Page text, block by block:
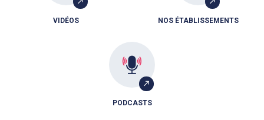
VIDÉOS NOS ÉTABLISSEMENTS
PODCASTS